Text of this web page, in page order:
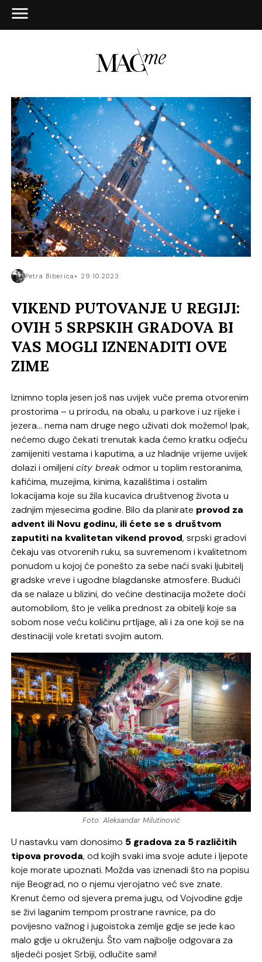
Petra Biberica 29.10.2023.
VIKEND PUTOVANJE U REGIJI:
OVIH 5 SRPSKIH GRADOVA BI
VAS MOGLI IZNENADITI OVE
ZIME
Iznimno topla jesen još nas uvijek vuče prema otvorenim
prostorima – u prirodu, na obalu, u parkove i uz rijeke i
jezera… nema nam druge nego uživati dok možemo! Ipak,
nećemo dugo čekati trenutak kada ćemo kratku odjeću
zamijeniti vestama i kaputima, a uz hladnije vrijeme uvijek
dolazi i omiljenicity breakodmor u toplim restoranima,
kafićima, muzejima, kinima, kazalištima i ostalim
lokacijama koje su žila kucavica društvenog života u
zadnjim mjesecima godine. Bilo da planirate provod za
advent ili Novu godinu, ili ćete se s društvom
zaputiti na kvalitetan vikend provod, srpski gradovi
čekaju vas otvorenih ruku, sa suvremenom i kvalitetnom
ponudom u kojoj će ponešto za sebe naći svaki ljubitelj
gradske vreve i ugodne blagdanske atmosfere. Budući
da se nalaze u blizini, do većine destinacija možete doći
automobilom, što je velika prednost za obitelji koje sa
sobom nose veću količinu prtljage, ali i za one koji se na
destinaciji vole kretati svojim autom.
Foto: Aleksandar Milutinović
U nastavku vam donosimo 5 gradova za 5 različitih
tipova provoda, od kojih svaki ima svoje adute i ljepote
koje morate upoznati. Možda vas iznenadi što na popisu
nije Beograd, no o njemu vjerojatno već sve znate.
Krenut ćemo od sjevera prema jugu, od Vojvodine gdje
se živi laganim tempom prostrane ravnice, pa do
povijesno važnog i jugoistoka zemlje gdje se jede kao
malo gdje u okruženju. Što vam najbolje odgovara za
sljedeći posjet Srbiji, odlučite sami!